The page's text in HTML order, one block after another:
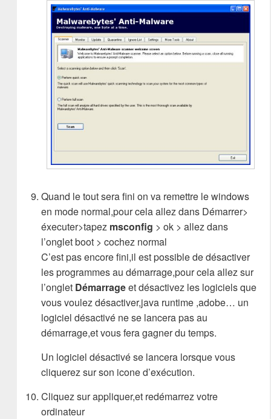
Quand le tout sera fini on va remettre le windows
en mode normal,pour cela allez dans Démarrer>
éxecuter>tapez msconfig > ok > allez dans
l’onglet boot > cochez normal
C’est pas encore fini,il est possible de désactiver
les programmes au démarrage,pour cela allez sur
l’onglet Démarrageet désactivez les logiciels que
vous voulez désactiver,java runtime ,adobe… un
logiciel désactivé ne se lancera pas au
démarrage,et vous fera gagner du temps.
Un logiciel désactivé se lancera lorsque vous
cliquerez sur son icone d’exécution.
Cliquez sur appliquer,et redémarrez votre
ordinateur